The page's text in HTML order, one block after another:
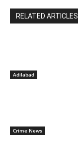
RELATED ARTICLES
Adilabad
Crime News